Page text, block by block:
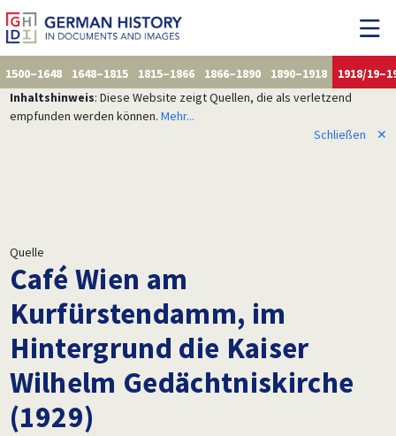
1500–1648 1648–1815 1815–1866 1866–1890 1890–1918
1918/
Inhaltshinweis: Diese Website zeigt Quellen, die als verletzend
empfunden werden können. Mehr...
Schließen
✕
Quelle
Café Wien am
Kurfürstendamm, im
Hintergrund die Kaiser
Wilhelm Gedächtniskirche
(1929)